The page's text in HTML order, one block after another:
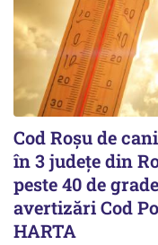
Cod Roşu de
în 3 județe din
peste 40 de
avertizări Cod
HARTA